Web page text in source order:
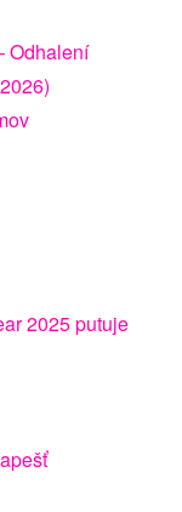
Odhalení
2025 putuje